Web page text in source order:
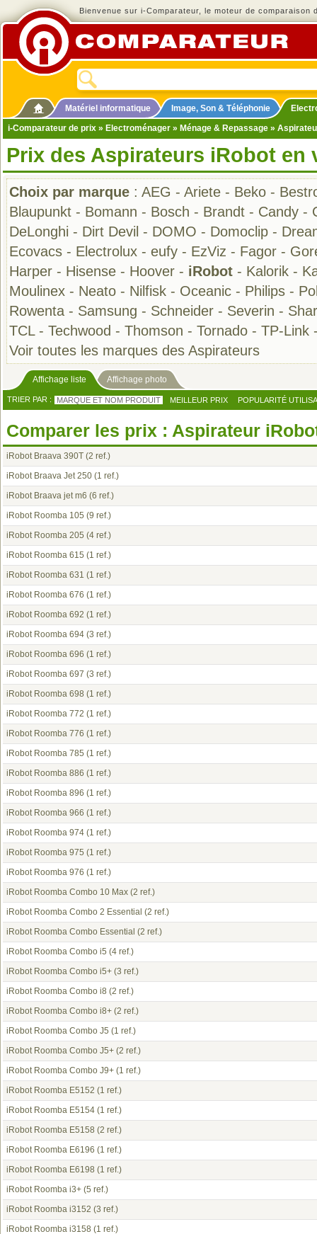
Bienvenue sur i-Comparateur, le moteur de comparaison
Matériel informatique Image, Son & Téléphonie
i-Comparateur de prix » Electroménager » Ménage & Repassage »
Prix des Aspirateurs iRobot en
Choix par marque : AEG - Ariete - Beko -
Blaupunkt - Bomann - Bosch - Brandt - Candy -
DeLonghi - Dirt Devil - DOMO - Domoclip -
Ecovacs - Electrolux - eufy - EzViz - Fagor -
Harper - Hisense - Hoover - iRobot - Kalorik -
Moulinex - Neato - Nilfisk - Oceanic - Philips -
Rowenta - Samsung - Schneider - Severin -
TCL- Techwood - Thomson - Tornado - TP-Link
Voir toutes les marques des Aspirateurs
Affichage liste Affichage photo
TRIER PAR : MARQUE ET NOM PRODUIT MEILLEUR PRIX POPULARITÉ
Comparer les prix : Aspirateur
iRobot Braava 390T (2 ref.)
iRobot Braava Jet 250 (1 ref.)
iRobot Braava jet m6 (6 ref.)
iRobot Roomba 105 (9 ref.)
iRobot Roomba 205 (4 ref.)
iRobot Roomba 615 (1 ref.)
iRobot Roomba 631 (1 ref.)
iRobot Roomba 676 (1 ref.)
iRobot Roomba 692 (1 ref.)
iRobot Roomba 694 (3 ref.)
iRobot Roomba 696 (1 ref.)
iRobot Roomba 697 (3 ref.)
iRobot Roomba 698 (1 ref.)
iRobot Roomba 772 (1 ref.)
iRobot Roomba 776 (1 ref.)
iRobot Roomba 785 (1 ref.)
iRobot Roomba 886 (1 ref.)
iRobot Roomba 896 (1 ref.)
iRobot Roomba 966 (1 ref.)
iRobot Roomba 974 (1 ref.)
iRobot Roomba 975 (1 ref.)
iRobot Roomba 976 (1 ref.)
iRobot Roomba Combo 10 Max (2 ref.)
iRobot Roomba Combo 2 Essential (2 ref.)
iRobot Roomba Combo Essential (2 ref.)
iRobot Roomba Combo i5 (4 ref.)
iRobot Roomba Combo i5+ (3 ref.)
iRobot Roomba Combo i8 (2 ref.)
iRobot Roomba Combo i8+ (2 ref.)
iRobot Roomba Combo J5 (1 ref.)
iRobot Roomba Combo J5+ (2 ref.)
iRobot Roomba Combo J9+ (1 ref.)
iRobot Roomba E5152 (1 ref.)
iRobot Roomba E5154 (1 ref.)
iRobot Roomba E5158 (2 ref.)
iRobot Roomba E6196 (1 ref.)
iRobot Roomba E6198 (1 ref.)
iRobot Roomba i3+ (5 ref.)
iRobot Roomba i3152 (3 ref.)
iRobot Roomba i3158 (1 ref.)